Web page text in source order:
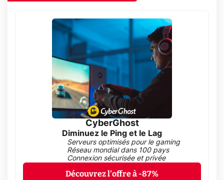
CyberGhost
Diminuez le Ping et le Lag
Serveurs optimisés pour le gaming
Réseau mondial dans 100 pays
Connexion sécurisée et privée
Découvrez l'offre à -87%